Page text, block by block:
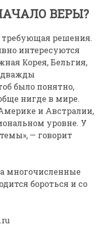
ВЕРЫ?
требующая решения.
интересуются
Корея, Бельгия,
дважды
было понятно,
нигде в мире.
и Австралии,
уровне. У
— говорит
многочисленные
бороться и со